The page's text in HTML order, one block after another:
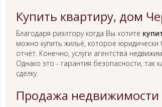
Купить квартиру, дом
Благодаря риэлтору когда Вы хотите
можно купить жильё, которое
отчёт. Конечно, услуги агентства
Однако это - гарантия безопасности,
сделку.
Продажа недвижимости